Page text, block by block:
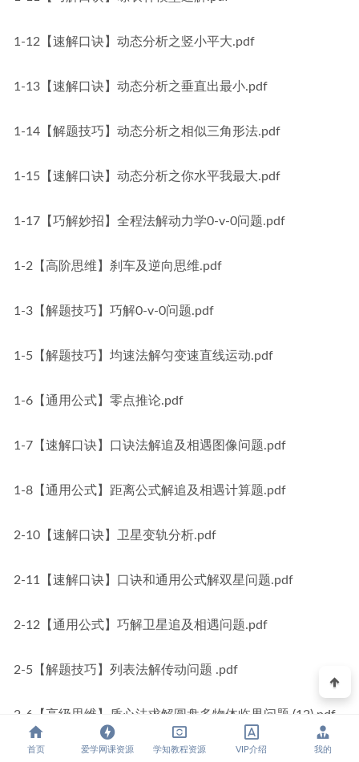
1-12【速解口诀】动态分析之竖小平大.pdf
1-13【速解口诀】动态分析之垂直出最小.pdf
1-14【解题技巧】动态分析之相似三角形法.pdf
1-15【速解口诀】动态分析之你水平我最大.pdf
1-17【巧解妙招】全程法解动力学0-v-0问题.pdf
1-2【高阶思维】刹车及逆向思维.pdf
1-3【解题技巧】巧解0-v-0问题.pdf
1-5【解题技巧】均速法解匀变速直线运动.pdf
1-6【通用公式】零点推论.pdf
1-7【速解口诀】口诀法解追及相遇图像问题.pdf
1-8【通用公式】距离公式解追及相遇计算题.pdf
2-10【速解口诀】卫星变轨分析.pdf
2-11【速解口诀】口诀和通用公式解双星问题.pdf
2-12【通用公式】巧解卫星追及相遇问题.pdf
2-5【解题技巧】列表法解传动问题 .pdf
2-6【高级思维】质心法求解圆盘多物体临界问题 (12).pdf
首页 爱学网课资源 学知教程资源 VIP介绍 我的